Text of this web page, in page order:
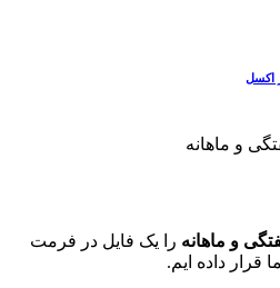
اکسل
و ماهانه
و ماهانه را یک فایل در فرمت
قرار داده ایم.